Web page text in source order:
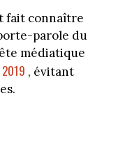
fait connaître
parole du
médiatique
, évitant